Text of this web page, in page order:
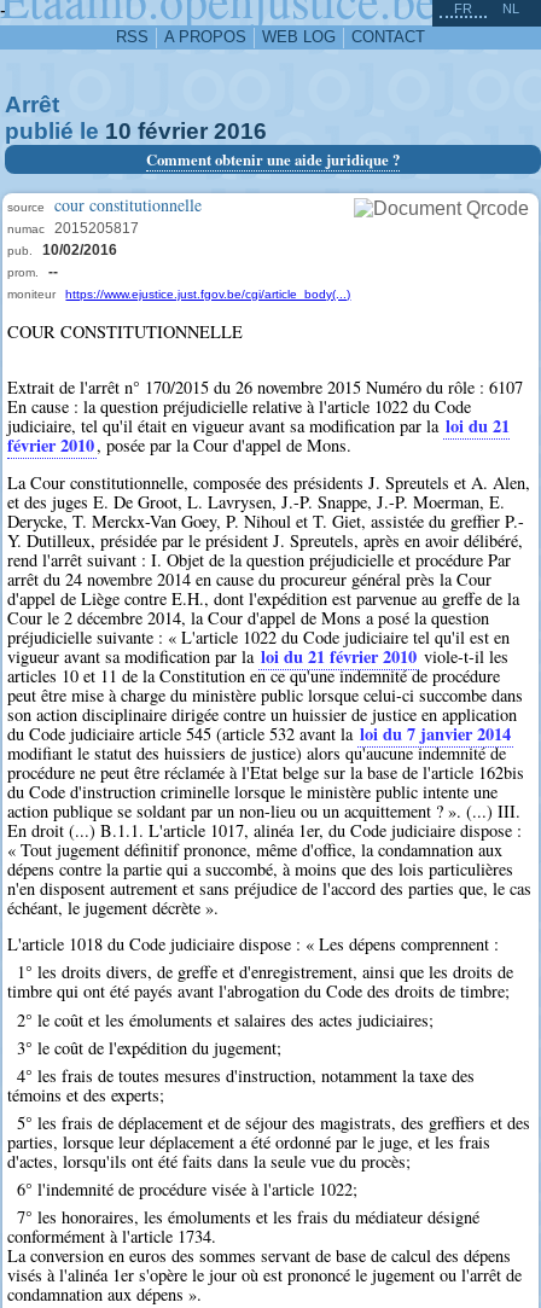
-
RSS A PROPOS WEB LOG CONTACT
FR NL
Arrêt
publié le 10 février 2016
Comment obtenir une aide juridique ?
source cour constitutionnelle
numac 2015205817
pub. 10/02/2016
prom. --
moniteur https://www.ejustice.just.fgov.be/cgi/article_body(...)
COUR CONSTITUTIONNELLE
Extrait de l'arrêt n° 170/2015 du 26 novembre 2015 Numéro du rôle : 6107
En cause : la question préjudicielle relative à l'article 1022 du Code
judiciaire, tel qu'il était en vigueur avant sa modification par la loi du 21
février 2010, posée par la Cour d'appel de Mons.
La Cour constitutionnelle, composée des présidents J. Spreutels et A. Alen,
et des juges E. De Groot, L. Lavrysen, J.-P. Snappe, J.-P. Moerman, E.
Derycke, T. Merckx-Van Goey, P. Nihoul et T. Giet, assistée du greffier P.-
Y. Dutilleux, présidée par le président J. Spreutels, après en avoir délibéré,
rend l'arrêt suivant : I. Objet de la question préjudicielle et procédure Par
arrêt du 24 novembre 2014 en cause du procureur général près la Cour
d'appel de Liège contre E.H., dont l'expédition est parvenue au greffe de la
Cour le 2 décembre 2014, la Cour d'appel de Mons a posé la question
préjudicielle suivante : « L'article 1022 du Code judiciaire tel qu'il est en
vigueur avant sa modification par la loi du 21 février 2010 viole-t-il les
articles 10 et 11 de la Constitution en ce qu'une indemnité de procédure
peut être mise à charge du ministère public lorsque celui-ci succombe dans
son action disciplinaire dirigée contre un huissier de justice en application
du Code judiciaire article 545 (article 532 avant la loi du 7 janvier 2014
modifiant le statut des huissiers de justice) alors qu'aucune indemnité de
procédure ne peut être réclamée à l'Etat belge sur la base de l'article 162bis
du Code d'instruction criminelle lorsque le ministère public intente une
action publique se soldant par un non-lieu ou un acquittement ? ». (...) III.
En droit (...) B.1.1. L'article 1017, alinéa 1er, du Code judiciaire dispose :
« Tout jugement définitif prononce, même d'office, la condamnation aux
dépens contre la partie qui a succombé, à moins que des lois particulières
n'en disposent autrement et sans préjudice de l'accord des parties que, le cas
échéant, le jugement décrète ».
L'article 1018 du Code judiciaire dispose : « Les dépens comprennent :
1° les droits divers, de greffe et d'enregistrement, ainsi que les droits de
timbre qui ont été payés avant l'abrogation du Code des droits de timbre;
2° le coût et les émoluments et salaires des actes judiciaires;
3° le coût de l'expédition du jugement;
4° les frais de toutes mesures d'instruction, notamment la taxe des
témoins et des experts;
5° les frais de déplacement et de séjour des magistrats, des greffiers et des
parties, lorsque leur déplacement a été ordonné par le juge, et les frais
d'actes, lorsqu'ils ont été faits dans la seule vue du procès;
6° l'indemnité de procédure visée à l'article 1022;
7° les honoraires, les émoluments et les frais du médiateur désigné
conformément à l'article 1734.
La conversion en euros des sommes servant de base de calcul des dépens
visés à l'alinéa 1er s'opère le jour où est prononcé le jugement ou l'arrêt de
condamnation aux dépens ».
^